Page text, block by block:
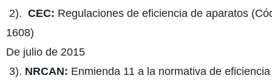
2). CEC: Regulaciones de eficiencia de aparatos
1608)
De julio de 2015
3). NRCAN: Enmienda 11 a la normativa de